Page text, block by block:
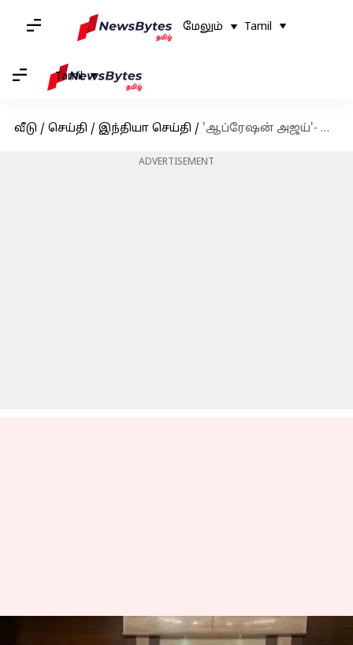
மேலும் Tamil
Tamil
வீடு / செய்தி / இந்தியா செய்தி / 'ஆப்ரேஷன் அஜய்'- இஸ்ரேலில் இருந்து தமிழகம் திரும்பிய 28 தமிழர்கள்
ADVERTISEMENT
'ஆப்ரேஷன் அஜய்'-